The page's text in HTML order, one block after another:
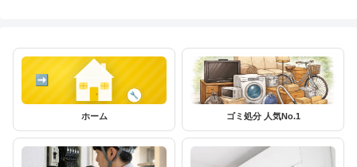
ホーム ゴミ処分 人気No.1